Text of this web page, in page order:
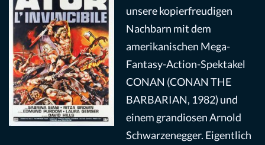
unsere kopierfreudigen
Nachbarn mit dem
amerikanischen Mega-
Fantasy-Action-Spektakel
CONAN (CONAN THE
BARBARIAN, 1982) und
einem grandiosen Arnold
Schwarzenegger. Eigentlich